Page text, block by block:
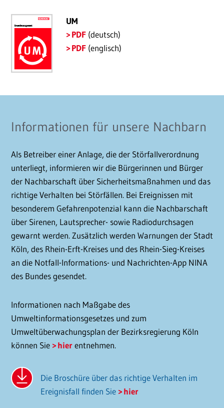
UM
PDF(deutsch)
PDF(englisch)
Informationen für unsere Nachbarn
Als Betreiber einer Anlage, die der Störfallverordnung
unterliegt, informieren wir die Bürgerinnen und Bürger
der Nachbarschaft über Sicherheitsmaßnahmen und das
richtige Verhalten bei Störfällen. Bei Ereignissen mit
besonderem Gefahrenpotenzial kann die Nachbarschaft
über Sirenen, Lautsprecher- sowie Radiodurchsagen
gewarnt werden. Zusätzlich werden Warnungen der Stadt
Köln, des Rhein-Erft-Kreises und des Rhein-Sieg-Kreises
an die Notfall-Informations- und Nachrichten-App NINA
des Bundes gesendet.
Informationen nach Maßgabe des
Umweltinformationsgesetzes und zum
Umweltüberwachungsplan der Bezirksregierung Köln
können Sie
hierentnehmen.
Die Broschüre über das richtige Verhalten im
Ereignisfall finden Sie
hier